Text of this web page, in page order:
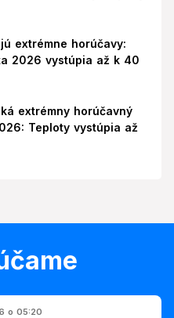
extrémne horúčavy:
2026 vystúpia až k 40
extrémny horúčavný
Teploty vystúpia až
o 05:20